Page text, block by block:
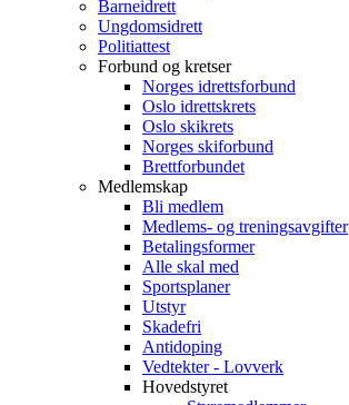
Barneidrett
Ungdomsidrett
Politiattest
Forbund og kretser
Norges idrettsforbund
Oslo idrettskrets
Oslo skikrets
Norges skiforbund
Brettforbundet
Medlemskap
Bli medlem
Medlems- og treningsavgifter
Betalingsformer
Alle skal med
Sportsplaner
Utstyr
Skadefri
Antidoping
Vedtekter - Lovverk
Hovedstyret